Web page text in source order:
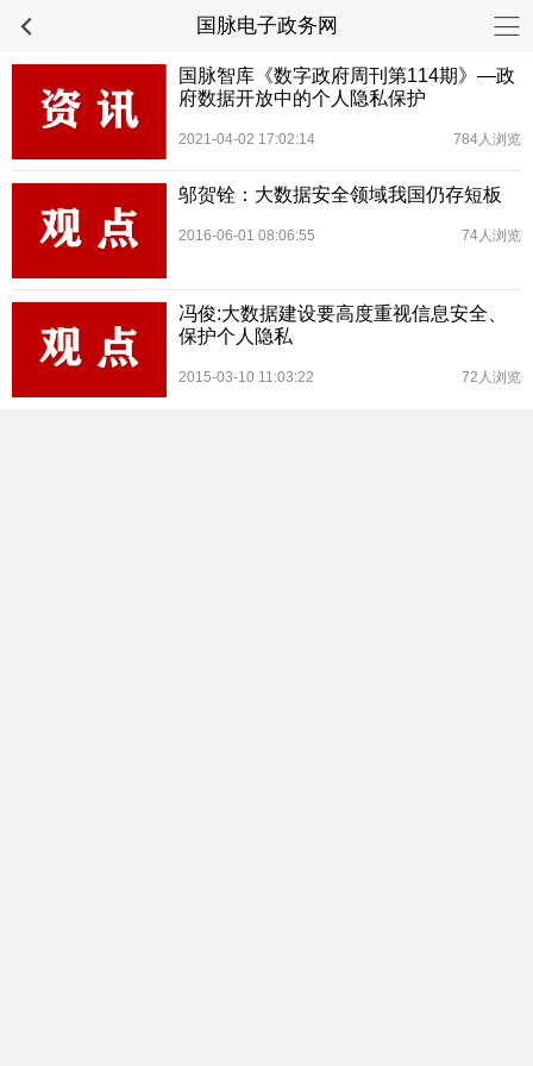
国脉电子政务网
国脉智库《数字政府周刊第114期》—政
府数据开放中的个人隐私保护
2021-04-02 17:02:14 784人浏览
邬贺铨：大数据安全领域我国仍存短板
2016-06-01 08:06:55 74人浏览
冯俊:大数据建设要高度重视信息安全、
保护个人隐私
2015-03-10 11:03:22 72人浏览